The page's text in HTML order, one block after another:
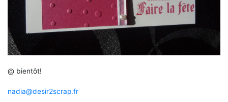
@ bientôt!
nadia@desir2scrap.fr